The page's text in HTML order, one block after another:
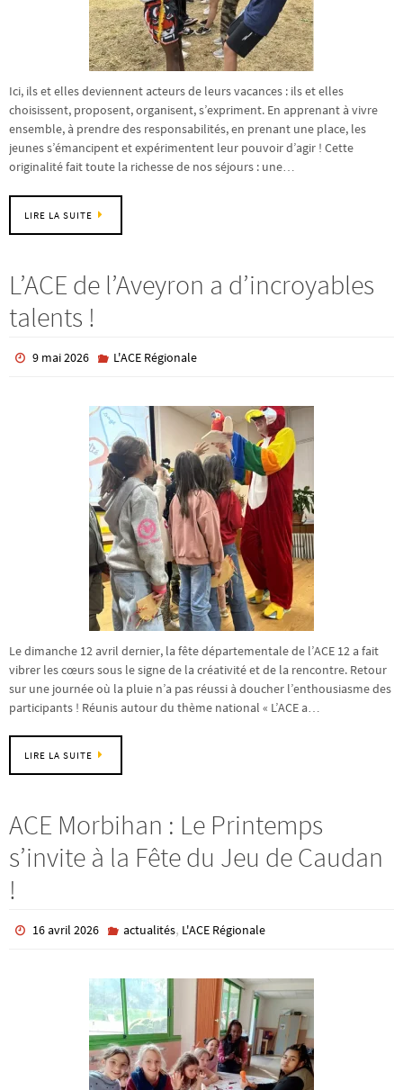
Ici, ils et elles deviennent acteurs de leurs vacances : ils et elles
choisissent, proposent, organisent, s’expriment. En apprenant à vivre
ensemble, à prendre des responsabilités, en prenant une place, les
jeunes s’émancipent et expérimentent leur pouvoir d’agir ! Cette
originalité fait toute la richesse de nos séjours : une…
LIRE LA SUITE
L’ACE de l’Aveyron a d’incroyables
talents !
9 mai 2026 L'ACE Régionale
Le dimanche 12 avril dernier, la fête départementale de l’ACE 12 a fait
vibrer les cœurs sous le signe de la créativité et de la rencontre. Retour
sur une journée où la pluie n’a pas réussi à doucher l’enthousiasme des
participants ! Réunis autour du thème national « L’ACE a…
LIRE LA SUITE
ACE Morbihan : Le Printemps
s’invite à la Fête du Jeu de Caudan
!
16 avril 2026 actualités, L'ACE Régionale